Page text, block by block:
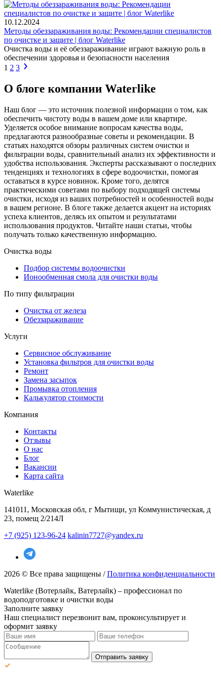
10.12.2024
Методы обеззараживания воды: Рекомендации специалистов
по очистке и защите | блог Waterlike
Очистка воды и её обеззараживание играют важную роль в
обеспечении здоровья и безопасности населения
1 2 3
О блоге компании Waterlike
Наш блог — это источник полезной информации о том, как
обеспечить чистоту воды в вашем доме или квартире.
Уделяется особое внимание вопросам качества воды,
предлагаются разнообразные советы и рекомендации. В
статьях находятся обзоры различных систем очистки и
фильтрации воды, сравнительный анализ их эффективности и
удобства использования. Эксперты рассказывают о последних
тенденциях и технологиях в сфере водоочистки, помогая
оставаться в курсе новинок. Кроме того, делятся
практическими советами по выбору подходящей системы
очистки, исходя из ваших потребностей и особенностей воды
в вашем регионе. В блоге также делается акцент на историях
успеха клиентов, делясь их опытом и результатами
использования продуктов. Читайте наши статьи, чтобы
получать только качественную информацию.
Очистка воды
Подбор системы водоочистки
Ионообменная смола для очистки воды
По типу фильтрации
Очистка от железа
Обеззараживание
Услуги
Сервисное обслуживание
Установка фильтров для очистки воды
Ремонт
Замена засыпок
Промывка отопления
Калькулятор стоимости
Компания
Контакты
Отзывы
О нас
Блог
Вакансии
Карта сайта
Waterlike
141011, Московская обл, г Мытищи, ул Коммунистическая, д
23, помещ 2/214Л
+7 (925) 123-96-24 kalinin7727@yandex.ru
2026 © Все права защищены /Политика конфиденциальности
Waterlike (Вотерлайк, Ватерлайк) – профессионал по
водоподготовке и очистки воды
Заполните заявку
Наш специалист перезвонит вам, проконсультирует и
оформит заявку
Отправить заявку